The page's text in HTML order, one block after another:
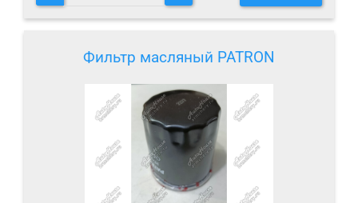
Фильтр масляный PATRON